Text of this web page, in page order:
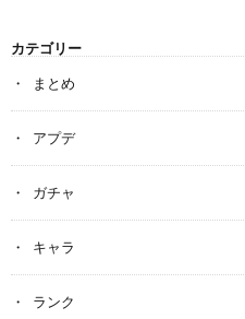
カテゴリー
まとめ
アプデ
ガチャ
キャラ
ランク